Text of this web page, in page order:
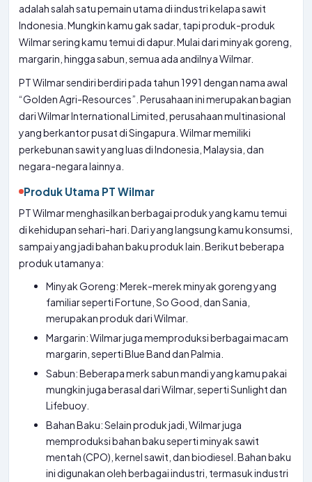
adalah salah satu pemain utama di industri kelapa sawit
Indonesia. Mungkin kamu gak sadar, tapi produk-produk
Wilmar sering kamu temui di dapur. Mulai dari minyak goreng,
margarin, hingga sabun, semua ada andilnya Wilmar.
PT Wilmar sendiri berdiri pada tahun 1991 dengan nama awal
“Golden Agri-Resources”. Perusahaan ini merupakan bagian
dari Wilmar International Limited, perusahaan multinasional
yang berkantor pusat di Singapura. Wilmar memiliki
perkebunan sawit yang luas di Indonesia, Malaysia, dan
negara-negara lainnya.
Produk Utama PT Wilmar
PT Wilmar menghasilkan berbagai produk yang kamu temui
di kehidupan sehari-hari. Dari yang langsung kamu konsumsi,
sampai yang jadi bahan baku produk lain. Berikut beberapa
produk utamanya:
Minyak Goreng: Merek-merek minyak goreng yang
familiar seperti Fortune, So Good, dan Sania,
merupakan produk dari Wilmar.
Margarin: Wilmar juga memproduksi berbagai macam
margarin, seperti Blue Band dan Palmia.
Sabun: Beberapa merk sabun mandi yang kamu pakai
mungkin juga berasal dari Wilmar, seperti Sunlight dan
Lifebuoy.
Bahan Baku: Selain produk jadi, Wilmar juga
memproduksi bahan baku seperti minyak sawit
mentah (CPO), kernel sawit, dan biodiesel. Bahan baku
ini digunakan oleh berbagai industri, termasuk industri